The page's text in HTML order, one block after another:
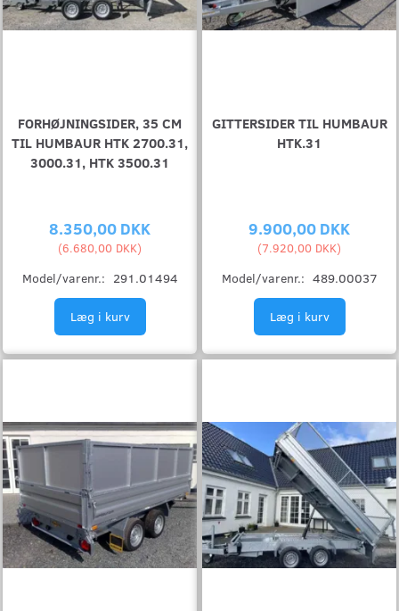
FORHØJNINGSIDER, 35 CM
TIL HUMBAUR HTK 2700.31,
3000.31, HTK 3500.31
8.350,00 DKK
(6.680,00 DKK)
Model/varenr.: 291.01494
Læg i kurv
GITTERSIDER TIL HUMBAUR
HTK.31
9.900,00 DKK
(7.920,00 DKK)
Model/varenr.: 489.00037
Læg i kurv